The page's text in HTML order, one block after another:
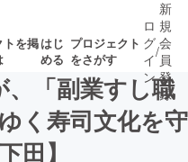
トを掲はじ
める
プロジェクト
をさがす
募集終了が近いプ
ロ
グ
イ
ン
/
新
規
会
員
登
録
、「副業すし職
く寿司文化を守
田】